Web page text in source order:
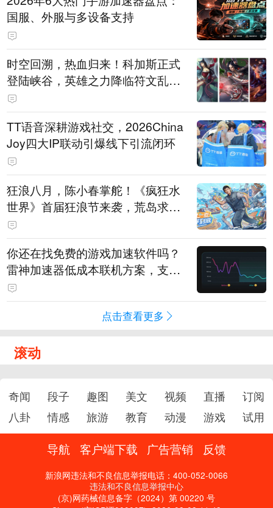
国服、外服与多设备支持
时空回溯，热血归来！科加斯正式
登陆峡谷，英雄之力降临符文乱
斗！
TT语音深耕游戏社交，2026China
Joy四大IP联动引爆线下引流闭环
狂浪八月，陈小春掌舵！《疯狂水
世界》首届狂浪节来袭，荒岛求生
直播即将开启
你还在找免费的游戏加速软件吗？
雷神加速器低成本联机方案，支持
免费试用
点击查看更多
滚动
奇闻 段子 趣图 美文 视频 直播
订阅
八卦
情感 旅游 教育 动漫 游戏 试用
导航 客户端下载 广告营销 反馈
新浪网违法和不良信息举报电话：400-052-0066
违法和不良信息举报中心
(京)网药械信息备字（2024）第 00220 号